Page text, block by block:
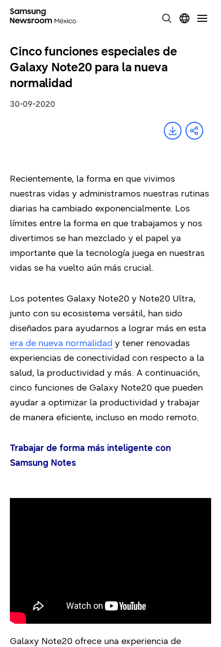
Cinco funciones especiales de
Galaxy Note20 para la nueva
normalidad
30-09-2020
Recientemente, la forma en que vivimos
nuestras vidas y administramos nuestras rutinas
diarias ha cambiado exponencialmente. Los
límites entre la forma en que trabajamos y nos
divertimos se han mezclado y el papel ya
importante que la tecnología juega en nuestras
vidas se ha vuelto aún más crucial.
Los potentes Galaxy Note20 y Note20 Ultra,
junto con su ecosistema versátil, han sido
diseñados para ayudarnos a lograr más en esta
era de nueva normalidad y tener renovadas
experiencias de conectividad con respecto a la
salud, la productividad y más. A continuación,
cinco funciones de Galaxy Note20 que pueden
ayudar a optimizar la productividad y trabajar
de manera eficiente, incluso en modo remoto.
Trabajar de forma más inteligente con
Samsung Notes
Galaxy Note20 ofrece una experiencia de